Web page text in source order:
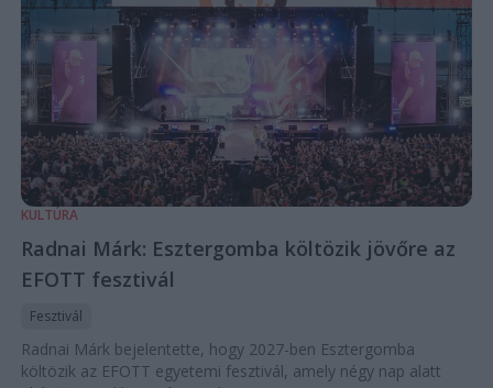
KULTÚRA
Radnai Márk: Esztergomba költözik jövőre az
EFOTT fesztivál
Fesztivál
Radnai Márk bejelentette, hogy 2027-ben Esztergomba
költözik az EFOTT egyetemi fesztivál, amely négy nap alatt